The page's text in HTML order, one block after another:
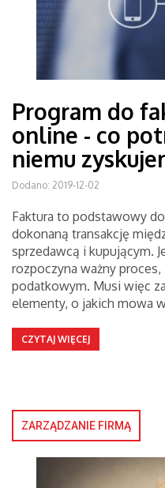
Program do
online - co
niemu
Dodano: 2019-12-02
Faktura to podstawowy
dokonaną transakcję
sprzedawcą i kupującym.
rozpoczyna ważny
podatkowym. Musi więc
elementy, o jakich mowa
CZYTAJ WIĘCEJ
ZARZĄDZANIE FIRMĄ